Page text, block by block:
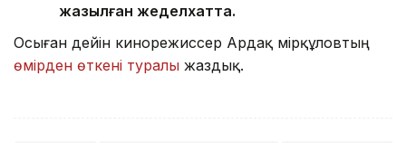
жазылған жеделхатта.
Осыған дейін кинорежиссер Ардақ Әмірқұловтың
өмірден өткені туралы жаздық.